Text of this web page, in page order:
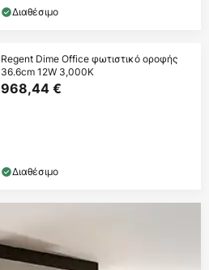
Διαθέσιμο
Regent Dime Office φωτιστικό οροφής
36.6cm 12W 3,000K
968,44 €
Διαθέσιμο